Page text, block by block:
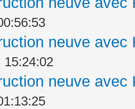
neuve avec
15:24:02
neuve avec